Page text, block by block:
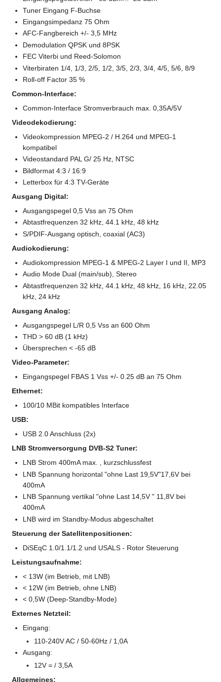
Tuner Eingang F-Buchse
Eingangsimpedanz 75 Ohm
AFC-Fangbereich +/- 3,5 MHz
Demodulation QPSK und 8PSK
FEC Viterbi und Reed-Solomon
Viterbiraten 1/4, 1/3, 2/5, 1/2, 3/5, 2/3, 3/4, 4/5, 5/6, 8/9
Roll-off Factor 35 %
Common-Interface:
Common-Interface Stromverbrauch max. 0,35A/5V
Videodekodierung:
Videokompression MPEG-2 / H.264 und MPEG-1
kompatibel
Videostandard PAL G/ 25 Hz, NTSC
Bildformat 4:3 / 16:9
Letterbox für 4:3 TV-Geräte
Ausgang Digital:
Ausgangspegel 0,5 Vss an 75 Ohm
Abtastfrequenzen 32 kHz, 44.1 kHz, 48 kHz
S/PDIF-Ausgang optisch, coaxial (AC3)
Audiokodierung:
Audiokompression MPEG-1 & MPEG-2 Layer I und II, MP3
Audio Mode Dual (main/sub), Stereo
Abtastfrequenzen 32 kHz, 44.1 kHz, 48 kHz, 16 kHz, 22.05
kHz, 24 kHz
Ausgang Analog:
Ausgangspegel L/R 0,5 Vss an 600 Ohm
THD > 60 dB (1 kHz)
Übersprechen < -65 dB
Video-Parameter:
Eingangspegel FBAS 1 Vss +/- 0.25 dB an 75 Ohm
Ethernet:
100/10 MBit kompatibles Interface
USB:
USB 2.0 Anschluss (2x)
LNB Stromversorgung DVB-S2 Tuner:
LNB Strom 400mA max. , kurzschlussfest
LNB Spannung horizontal "ohne Last 19,5V"17,6V bei
400mA
LNB Spannung vertikal "ohne Last 14,5V " 11,8V bei
400mA
LNB wird im Standby-Modus abgeschaltet
Steuerung der Satellitenpositionen:
DiSEqC 1.0/1.1/1.2 und USALS - Rotor Steuerung
Leistungsaufnahme:
< 13W (im Betrieb, mit LNB)
< 12W (im Betrieb, ohne LNB)
< 0,5W (Deep-Standby-Mode)
Externes Netzteil:
Eingang:
110-240V AC / 50-60Hz / 1,0A
Ausgang:
12V = / 3,5A
Allgemeines: